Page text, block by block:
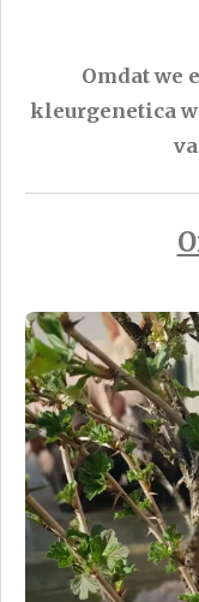
Omdat we
kleurgenetica